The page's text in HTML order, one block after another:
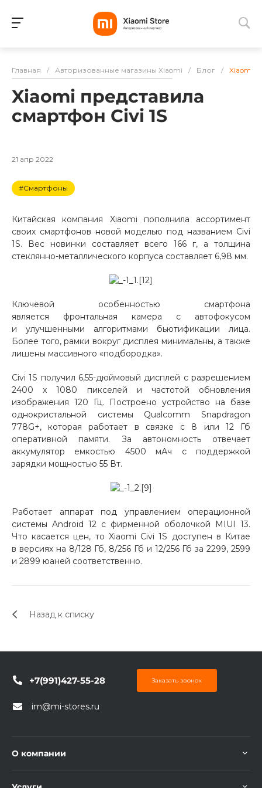
Разбейте
оплатуна части
График платежей
Сегодня
25%
Добавляйте товары
Оплачивайте сегодня только
% картой любого банка
Получайте товар
выбранный способом
Оставшиеся75% будут
списыватьсяс вашей карты
по25%каждые 2 недели
Подробнее
об оплате Плайтом
8 800 302-02-51
Главная / Авторизованные магазины Xiaomi / Блог / Xiaomi
Xiaomi представила
смартфон Civi 1S
21 апр 2022
#Смартфоны
Китайская компания Xiaomi пополнила ассортимент
своих смартфонов новой моделью под названием Civi
1S. Вес новинки составляет всего 166 г, а толщина
стеклянно-металлического корпуса составляет 6,98 мм.
Ключевой особенностью смартфона
является фронтальная камера с автофокусом
и улучшенными алгоритмами бьютификации лица.
Более того, рамки вокруг дисплея минимальны, а также
лишены массивного «подбородка».
Civi 1S получил 6,55-дюймовый дисплей с разрешением
2400 x 1080 пикселей и частотой обновления
изображения 120 Гц. Построено устройство на базе
однокристальной системы Qualcomm Snapdragon
778G+, которая работает в связке с 8 или 12 Гб
оперативной памяти. За автономность отвечает
аккумулятор емкостью 4500 мАч с поддержкой
зарядки мощностью 55 Вт.
Работает аппарат под управлением операционной
системы Android 12 с фирменной оболочкой MIUI 13.
Что касается цен, то Xiaomi Civi 1S доступен в Китае
в версиях на 8/128 Гб, 8/256 Гб и 12/256 Гб за 2299, 2599
и 2899 юаней соответственно.
Назад к списку
+7(991)427-55-28 Заказать звонок
im@mi-stores.ru
О компании